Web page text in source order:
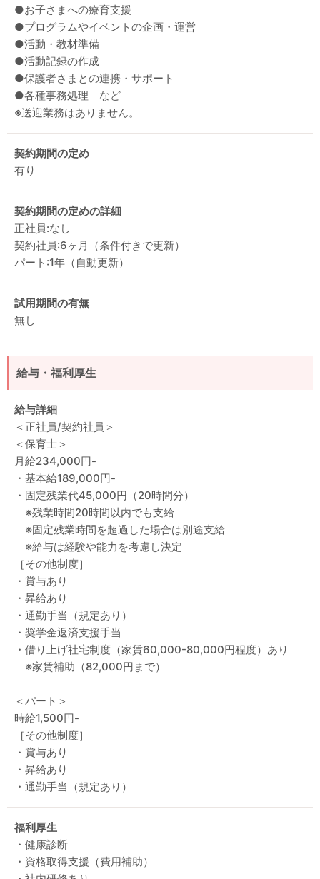
●お子さまへの療育支援
●プログラムやイベントの企画・運営
●活動・教材準備
●活動記録の作成
●保護者さまとの連携・サポート
●各種事務処理 など
※送迎業務はありません。
契約期間の定め
有り
契約期間の定めの詳細
正社員:なし
契約社員:6ヶ月（条件付きで更新）
パート:1年（自動更新）
試用期間の有無
無し
給与・福利厚生
給与詳細
＜正社員/契約社員＞
＜保育士＞
月給234,000円-
・基本給189,000円-
・固定残業代45,000円（20時間分）
※残業時間20時間以内でも支給
※固定残業時間を超過した場合は別途支給
※給与は経験や能力を考慮し決定
［その他制度］
・賞与あり
・昇給あり
・通勤手当（規定あり）
・奨学金返済支援手当
・借り上げ社宅制度（家賃60,000-80,000円程度）あり
※家賃補助（82,000円まで）
＜パート＞
時給1,500円-
［その他制度］
・賞与あり
・昇給あり
・通勤手当（規定あり）
福利厚生
・健康診断
・資格取得支援（費用補助）